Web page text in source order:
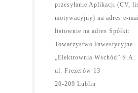
przesyłanie Aplikacji (CV,
motywacyjny) na adres e-
listownie na adres Spółki:
Towarzystwo Inwestycyjne
„Elektrownia Wschód” S.A.
ul. Frezerów 13
20-209 Lublin